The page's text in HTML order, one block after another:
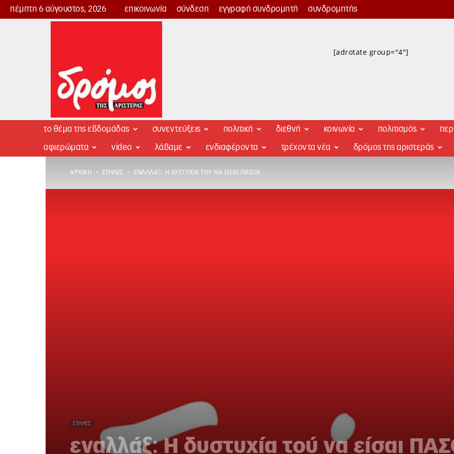
πέμπτη 6 αύγουστος, 2026 επικοινωνία σύνδεση εγγραφή συνδρομητή συνδρομητής
Δρόμος
[adrotate group="4"]
το θέμα της εβδομάδας συνεντεύξεις πολιτική διεθνή κοινωνία πολιτισμός
αφιερώματα video λάβαμε ενδιαφέροντα τρέχοντα νέα δρόμος της αριστεράς
ΑΡΧΙΚΉ ΣΤΉΛΕΣ ΕΝΑΛΛΆΞ: Η ΔΥΣΤΥΧΊΑ ΤΟΎ ΝΑ ΕΊΣΑΙ ΠΑΣΟΚ
ΣΤΉΛΕΣ
εναλλάξ: Η δυστυχία τού να είσαι